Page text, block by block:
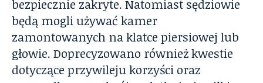
bezpiecznie zakryte. Natomiast sędziowie
będą mogli używać kamer
zamontowanych na klatce piersiowej lub
głowie. Doprecyzowano również kwestie
dotyczące przywileju korzyści oraz